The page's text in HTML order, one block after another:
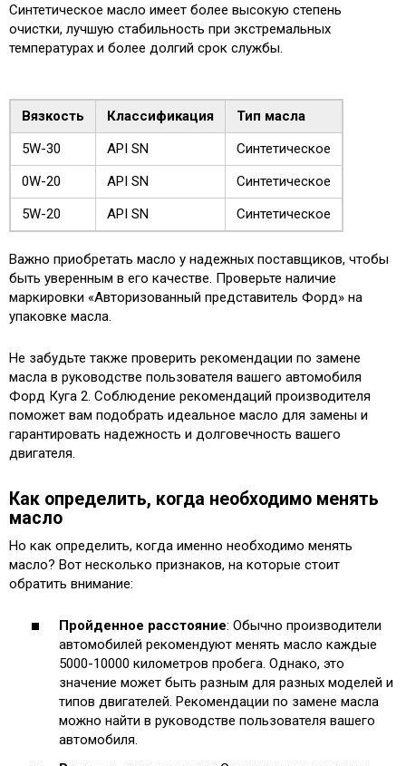
Синтетическое масло имеет более высокую степень
очистки, лучшую стабильность при экстремальных
температурах и более долгий срок службы.
Вязкость Классификация
Тип масла
5W-30
API SN
Синтетическое
0W-20
API SN
Синтетическое
5W-20
API SN Синтетическое
Важно приобретать масло у надежных поставщиков, чтобы
быть уверенным в его качестве. Проверьте наличие
маркировки «Авторизованный представитель Форд» на
упаковке масла.
Не забудьте также проверить рекомендации по замене
масла в руководстве пользователя вашего автомобиля
Форд Куга 2. Соблюдение рекомендаций производителя
поможет вам подобрать идеальное масло для замены и
гарантировать надежность и долговечность вашего
двигателя.
Как определить, когда необходимо менять
масло
Но как определить, когда именно необходимо менять
масло? Вот несколько признаков, на которые стоит
обратить внимание:
Пройденное расстояние: Обычно производители
автомобилей рекомендуют менять масло каждые
5000-10000 километров пробега. Однако, это
значение может быть разным для разных моделей и
типов двигателей. Рекомендации по замене масла
можно найти в руководстве пользователя вашего
автомобиля.